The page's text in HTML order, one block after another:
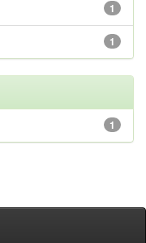
1
1
1